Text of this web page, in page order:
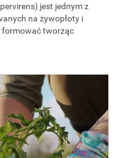
jest jednym z
na żywopłoty i
formować tworząc